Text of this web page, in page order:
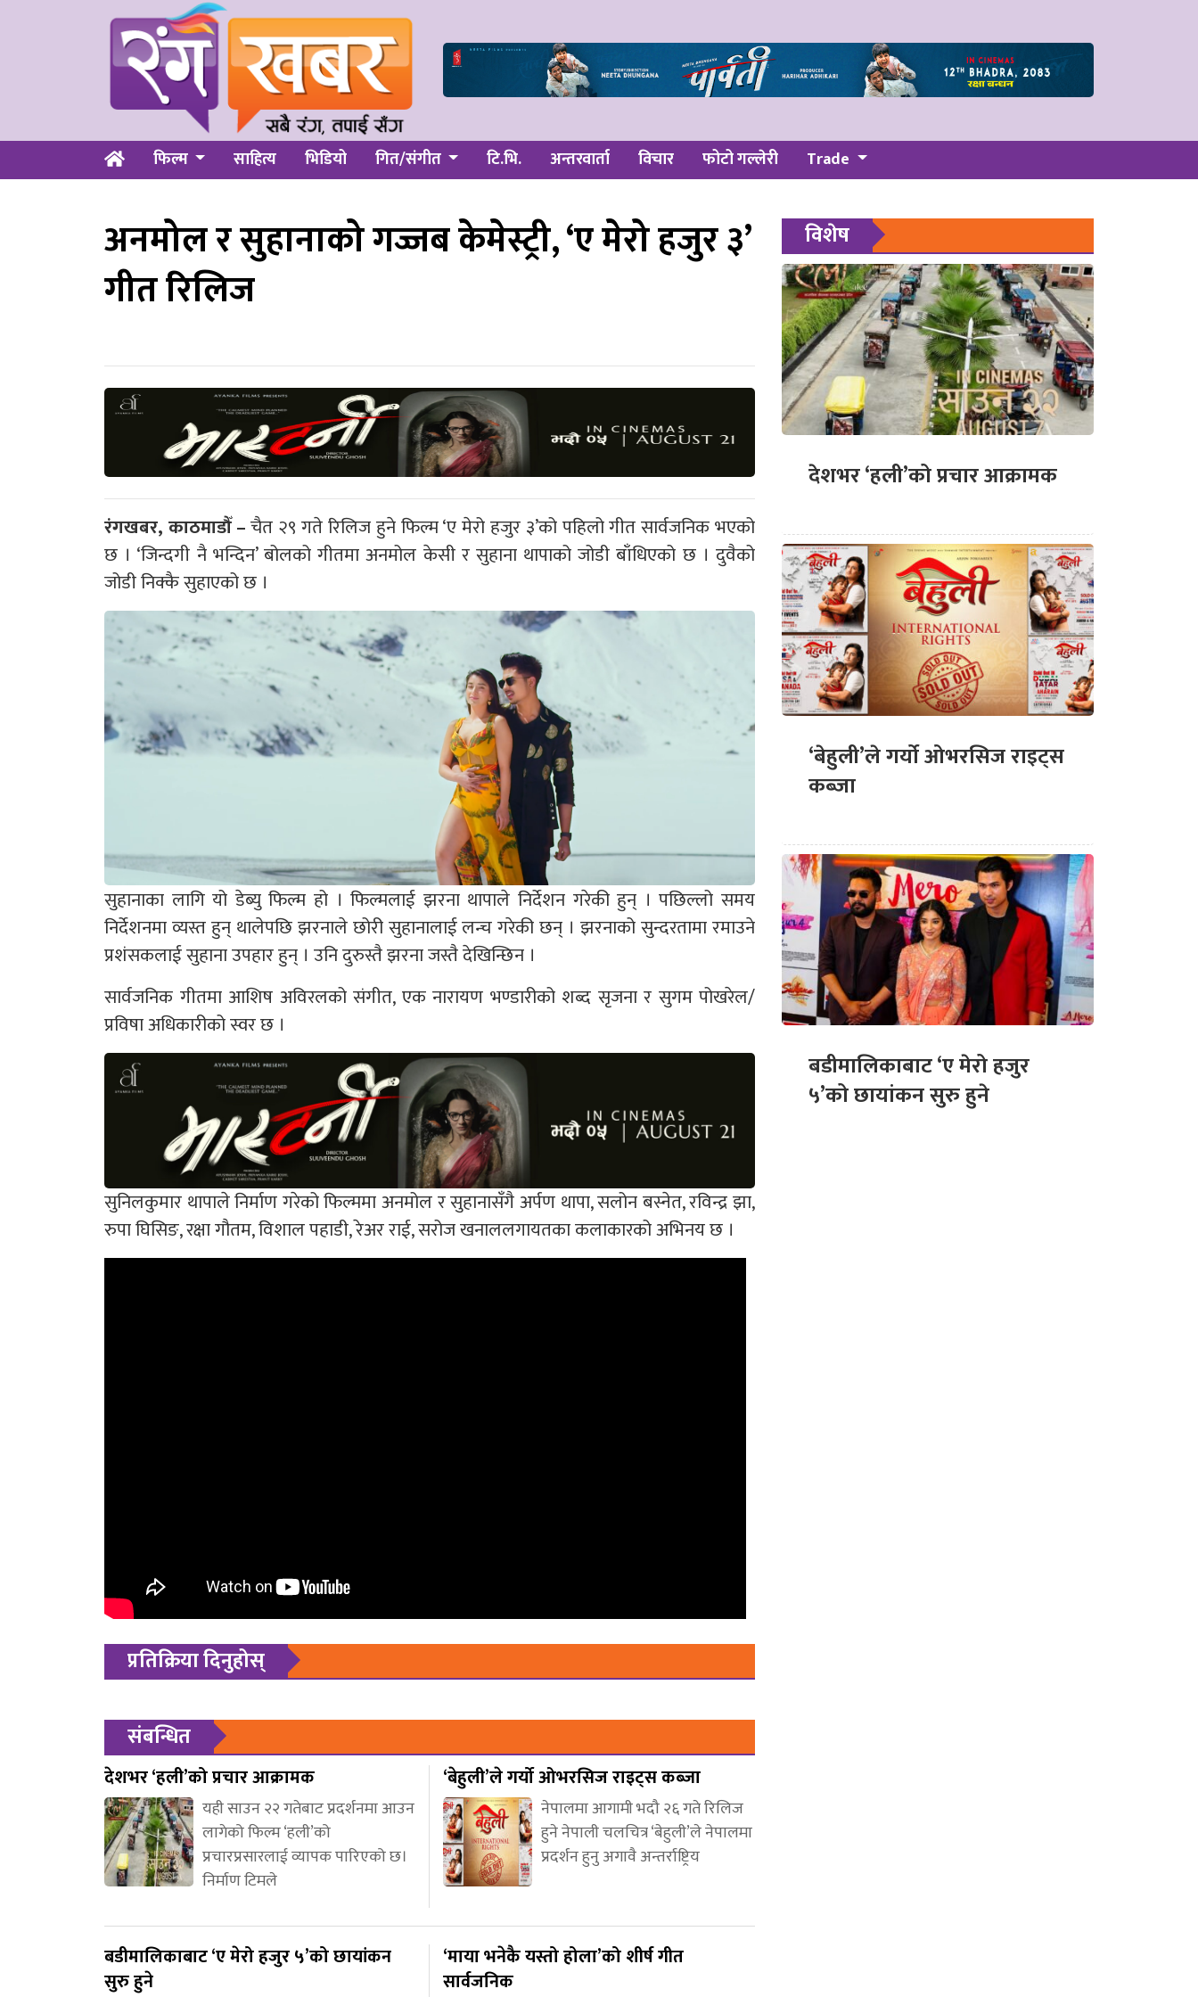
फिल्म साहित्य भिडियो गित/संगीत टि.भि. अन्तरवार्ता विचार फोटो गल्लेरी Trade
अनमोल र सुहानाको गज्जब केमेस्ट्री, ‘ए मेरो हजुर ३’
गीत रिलिज
रंगखबर, काठमाडौँ –चैत २९ गते रिलिज हुने फिल्म ‘ए मेरो हजुर ३’को पहिलो गीत सार्वजनिक भएको
छ । ‘जिन्दगी नै भन्दिन’ बोलको गीतमा अनमोल केसी र सुहाना थापाको जोडी बाँधिएको छ । दुवैको
जोडी निक्कै सुहाएको छ ।
सुहानाका लागि यो डेब्यु फिल्म हो । फिल्मलाई झरना थापाले निर्देशन गरेकी हुन् । पछिल्लो समय
निर्देशनमा व्यस्त हुन् थालेपछि झरनाले छोरी सुहानालाई लन्च गरेकी छन् । झरनाको सुन्दरतामा रमाउने
प्रशंसकलाई सुहाना उपहार हुन् । उनि दुरुस्तै झरना जस्तै देखिन्छिन ।
सार्वजनिक गीतमा आशिष अविरलको संगीत, एक नारायण भण्डारीको शब्द सृजना र सुगम पोखरेल/
प्रविषा अधिकारीको स्वर छ ।
सुनिलकुमार थापाले निर्माण गरेको फिल्ममा अनमोल र सुहानासँगै अर्पण थापा, सलोन बस्नेत, रविन्द्र झा,
रुपा घिसिङ, रक्षा गौतम, विशाल पहाडी, रेअर राई, सरोज खनाललगायतका कलाकारको अभिनय छ ।
प्रतिक्रिया दिनुहोस्
संबन्धित
देशभर ‘हली’को प्रचार आक्रामक
यही साउन २२ गतेबाट प्रदर्शनमा आउन
लागेको फिल्म ‘हली’को
प्रचारप्रसारलाई व्यापक पारिएको छ।
निर्माण टिमले
‘बेहुली’ले गर्यो ओभरसिज राइट्स कब्जा
नेपालमा आगामी भदौ २६ गते रिलिज
हुने नेपाली चलचित्र ‘बेहुली’ले नेपालमा
प्रदर्शन हुनु अगावै अन्तर्राष्ट्रिय
बडीमालिकाबाट ‘ए मेरो हजुर ५’को छायांकन
सुरु हुने
‘माया भनेकै यस्तो होला’को शीर्ष गीत
सार्वजनिक
विशेष
देशभर ‘हली’को प्रचार आक्रामक
‘बेहुली’ले गर्यो ओभरसिज राइट्स
कब्जा
बडीमालिकाबाट ‘ए मेरो हजुर
५’को छायांकन सुरु हुने